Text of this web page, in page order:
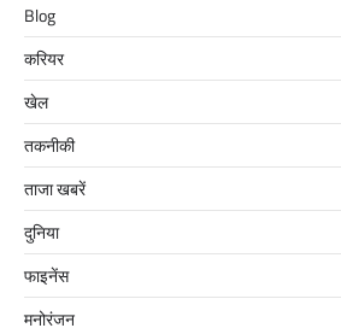
Blog
करियर
खेल
तकनीकी
ताजा खबरें
दुनिया
फाइनेंस
मनोरंजन